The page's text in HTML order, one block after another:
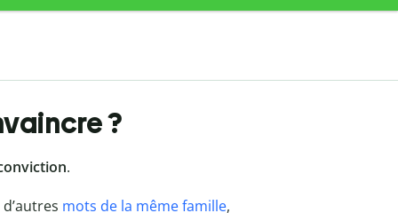
?
.
mots de la même famille,